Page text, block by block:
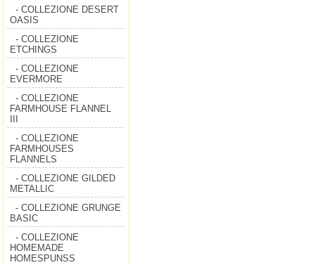
- COLLEZIONE DESERT
OASIS
- COLLEZIONE
ETCHINGS
- COLLEZIONE
EVERMORE
- COLLEZIONE
FARMHOUSE FLANNEL
- COLLEZIONE
FARMHOUSES
FLANNELS
- COLLEZIONE GILDED
METALLIC
- COLLEZIONE GRUNGE
BASIC
- COLLEZIONE
HOMEMADE
HOMESPUNSS